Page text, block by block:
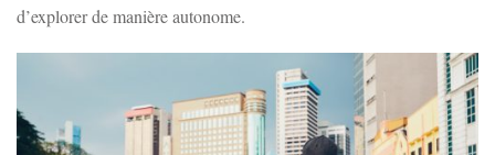
d’explorer de manière autonome.